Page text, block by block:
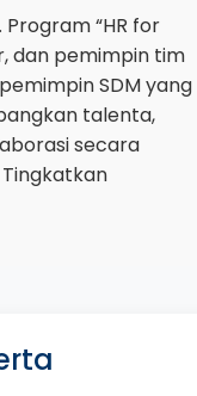
“HR for
dan pemimpin tim
SDM yang
talenta,
secara